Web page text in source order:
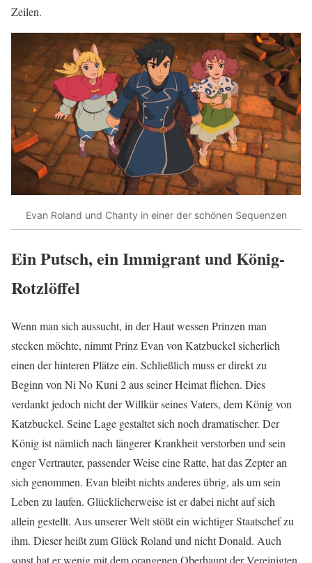
Zeilen.
Evan Roland und Chanty in einer der schönen Sequenzen
Ein Putsch, ein Immigrant und König-
Rotzlöffel
Wenn man sich aussucht, in der Haut wessen Prinzen man
stecken möchte, nimmt Prinz Evan von Katzbuckel sicherlich
einen der hinteren Plätze ein. Schließlich muss er direkt zu
Beginn von Ni No Kuni 2 aus seiner Heimat fliehen. Dies
verdankt jedoch nicht der Willkür seines Vaters, dem König von
Katzbuckel. Seine Lage gestaltet sich noch dramatischer. Der
König ist nämlich nach längerer Krankheit verstorben und sein
enger Vertrauter, passender Weise eine Ratte, hat das Zepter an
sich genommen. Evan bleibt nichts anderes übrig, als um sein
Leben zu laufen. Glücklicherweise ist er dabei nicht auf sich
allein gestellt. Aus unserer Welt stößt ein wichtiger Staatschef zu
ihm. Dieser heißt zum Glück Roland und nicht Donald. Auch
sonst hat er wenig mit dem orangenen Oberhaupt der Vereinigten